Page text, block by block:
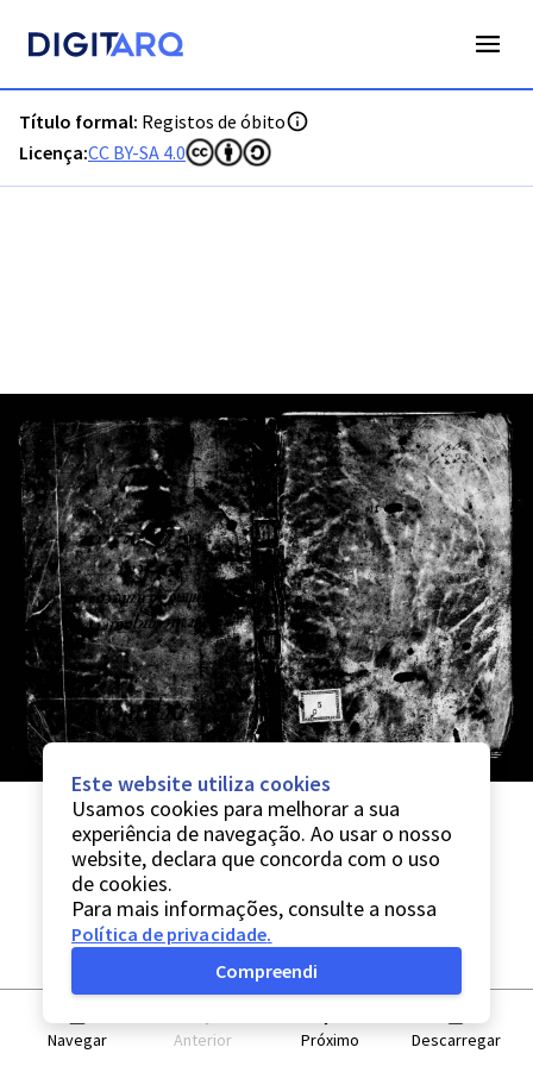
Título formal: Registos de óbito
Licença:CC BY-SA 4.0
Navegar Anterior Próximo Descarregar
Este website utiliza cookies
Usamos cookies para melhorar a sua
experiência de navegação. Ao usar o nosso
website, declara que concorda com o uso
de cookies.
Para mais informações, consulte a nossa
Política de privacidade.
Compreendi